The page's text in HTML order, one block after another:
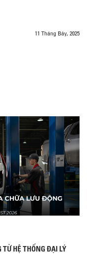
11 Tháng Bảy, 2025
TỪ HỆ THỐNG ĐẠI LÝ